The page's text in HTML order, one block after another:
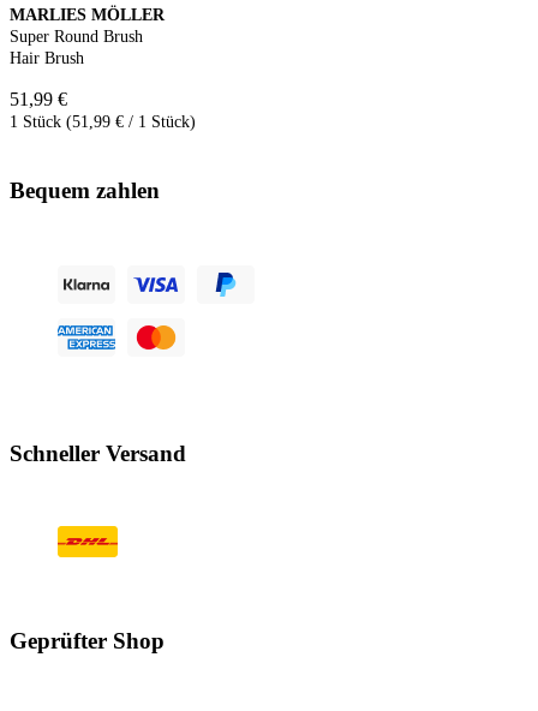
MARLIES MÖLLER
Super Round Brush
Hair Brush
51,99 €
1 Stück (51,99 € / 1 Stück)
Bequem zahlen
Schneller Versand
Geprüfter Shop